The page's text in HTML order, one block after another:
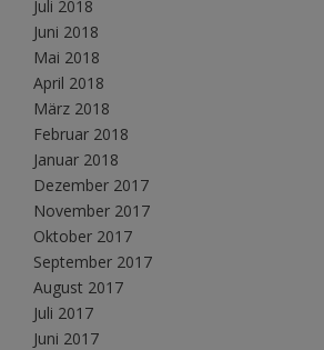
Juli 2018
Juni 2018
Mai 2018
April 2018
März 2018
Februar 2018
Januar 2018
Dezember 2017
November 2017
Oktober 2017
September 2017
August 2017
Juli 2017
Juni 2017